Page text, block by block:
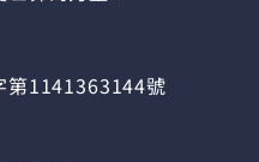
第1141363144號